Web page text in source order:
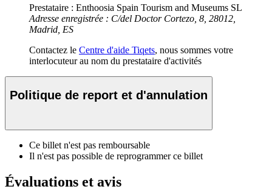
Prestataire : Enthoosia Spain Tourism and Museums SL
Adresse enregistrée : C/del Doctor Cortezo, 8, 28012,
Madrid, ES
Contactez le Centre d'aide Tiqets, nous sommes votre
interlocuteur au nom du prestataire d'activités
Politique de report et d'annulation
Ce billet n'est pas remboursable
Il n'est pas possible de reprogrammer ce billet
Évaluations et avis